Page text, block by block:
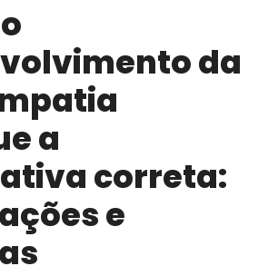
da
a
correta:
e